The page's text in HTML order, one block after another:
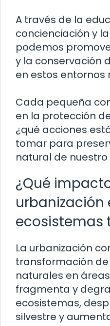
A través de la
concienciación y
podemos
y la conservación
en estos entornos
Cada pequeña
en la protección
¿qué acciones
tomar para
natural de
¿Qué
urbanización
ecosistemas
La urbanización
transformación
naturales en
fragmenta y
ecosistemas,
silvestre y